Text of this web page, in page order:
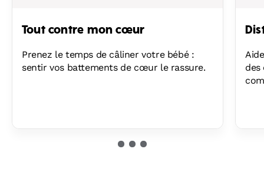
Tout contre mon cœur
Prenez le temps de câliner votre bébé :
sentir vos battements de cœur le rassure.
des